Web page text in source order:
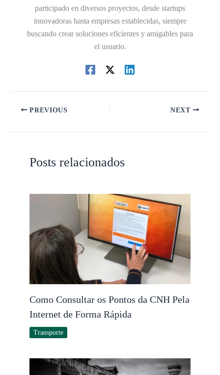
participado en diversos proyectos, desde startups
innovadoras hasta empresas establecidas, siempre
buscando crear soluciones eficientes y amigables para
el usuario.
PREVIOUS NEXT
Posts relacionados
Como Consultar os Pontos da CNH Pela
Internet de Forma Rápida
Transporte